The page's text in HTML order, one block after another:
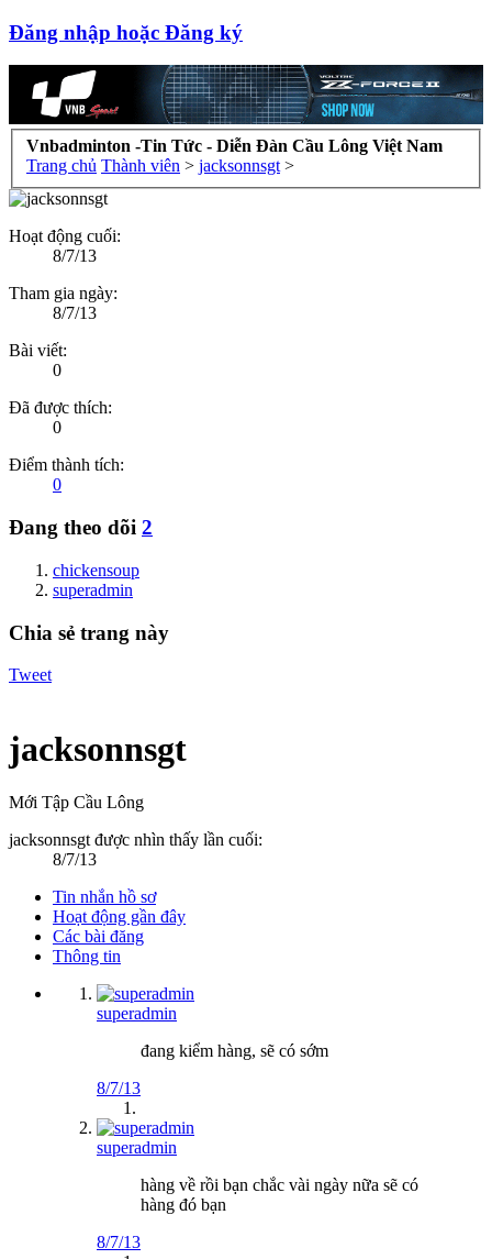
Đăng nhập hoặc Đăng ký
Vnbadminton -Tin Tức - Diễn Đàn Cầu Lông Việt Nam
Trang chủ Thành viên > jacksonnsgt >
Hoạt động cuối:
8/7/13
Tham gia ngày:
8/7/13
Bài viết:
0
Đã được thích:
0
Điểm thành tích:
0
Đang theo dõi 2
chickensoup
superadmin
Chia sẻ trang này
Tweet
jacksonnsgt
Mới Tập Cầu Lông
jacksonnsgt được nhìn thấy lần cuối:
8/7/13
Tin nhắn hồ sơ
Hoạt động gần đây
Các bài đăng
Thông tin
superadmin
đang kiểm hàng, sẽ có sớm
8/7/13
superadmin
hàng về rồi bạn chắc vài ngày nữa sẽ có
hàng đó bạn
8/7/13